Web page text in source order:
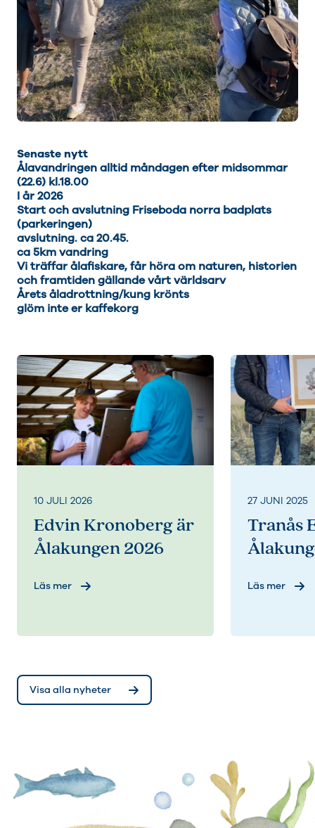
Senaste nytt
Ålavandringen alltid måndagen efter midsommar
(22.6) kl.18.00
I år 2026
Start och avslutning Friseboda norra badplats
(parkeringen)
avslutning. ca 20.45.
ca 5km vandring
Vi träffar ålafiskare, får höra om naturen, historien
och framtiden gällande vårt världsarv
Årets åladrottning/kung krönts
glöm inte er kaffekorg
10 JULI 2026
Edvin Kronoberg är
Ålakungen 2026
Läs mer
27 JUNI 2025
Tranås
Läs mer
Visa alla nyheter